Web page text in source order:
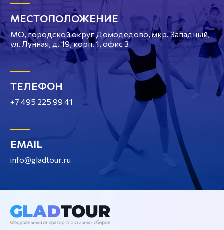
МЕСТОПОЛОЖЕНИЕ
МО, городской округ Домодедово, мкр. Западный,
ул. Лунная, д. 19, корп. 1, офис 3
ТЕЛЕФОН
+7 495 225 99 41
EMAIL
info@gladtour.ru